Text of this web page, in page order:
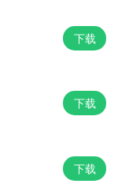
下载
下载
下载